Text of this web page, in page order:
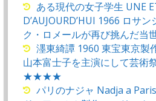
ある現代の女子学生 UNE
D’AUJOURD’HUI 1966 ロサ
ク・ロメールが再び挑んだ当
濹東綺譚 1960 東宝東京製
山本富士子を主演にして芸術
★★★★
パリのナジャ Nadja a